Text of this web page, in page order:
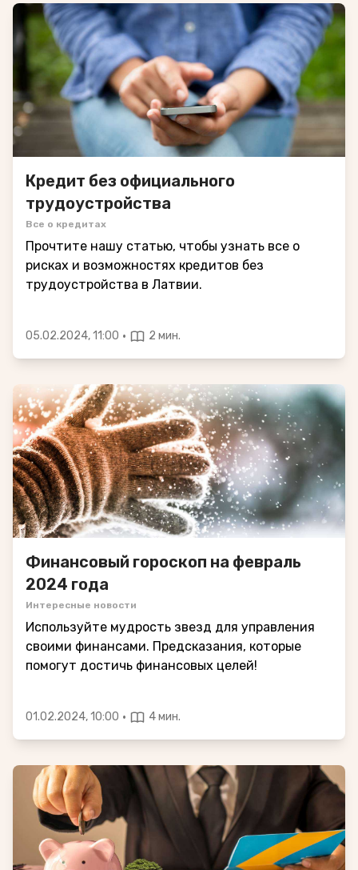
Кредит без официального
трудоустройства
Все о кредитах
Прочтите нашу статью, чтобы узнать все о
рисках и возможностях кредитов без
трудоустройства в Латвии.
05.02.2024, 11:00 · 2 мин.
Финансовый гороскоп на февраль
2024 года
Интересные новости
Используйте мудрость звезд для управления
своими финансами. Предсказания, которые
помогут достичь финансовых целей!
01.02.2024, 10:00 · 4 мин.